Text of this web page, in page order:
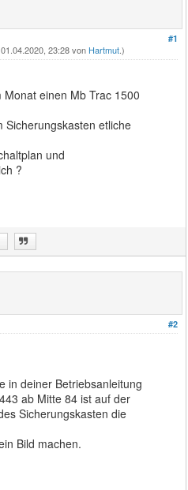
#1
23:28 von Hartmut.)
einen Mb Trac 1500
Sicherungskasten etliche
und
?
#2
in deiner Betriebsanleitung
ab Mitte 84 ist auf der
Sicherungskasten die
Bild machen.